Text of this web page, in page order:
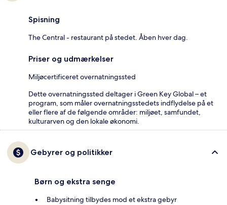
Spisning
The Central - restaurant på stedet. Åben hver dag.
Priser og udmærkelser
Miljøcertificeret overnatningssted
Dette overnatningssted deltager i Green Key Global – et
program, som måler overnatningsstedets indflydelse på et
eller flere af de følgende områder: miljøet, samfundet,
kulturarven og den lokale økonomi.
Gebyrer og politikker
Børn og ekstra senge
Babysitning tilbydes mod et ekstra gebyr